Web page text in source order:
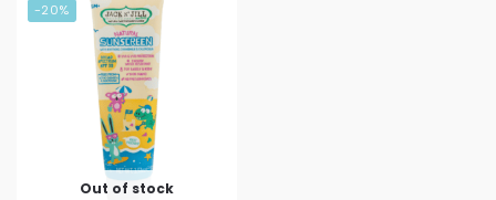
-20%
Out of stock